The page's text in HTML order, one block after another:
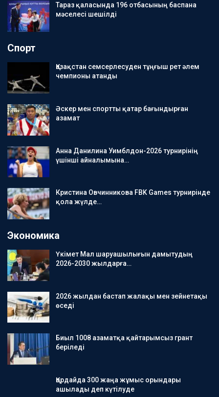
Тараз қаласында 196 отбасының баспана
мәселесі шешілді
Спорт
Қазақстан семсерлесуден тұңғыш рет әлем
чемпионы атанды
Әскер мен спортты қатар бағындырған
азамат
Анна Данилина Уимблдон-2026 турнирінің
үшінші айналымына…
Кристина Овчинникова FBK Games турнирінде
қола жүлде…
Экономика
Үкімет Мал шаруашылығын дамытудың
2026-2030 жылдарға…
2026 жылдан бастап жалақы мен зейнетақы
өседі
Биыл 1008 азаматқа қайтарымсыз грант
беріледі
Қордайда 300 жаңа жұмыс орындары
ашылады деп күтілуде